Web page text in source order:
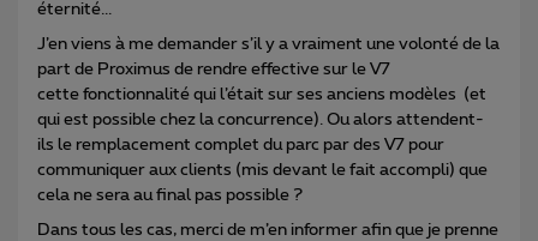
éternité...
J’en viens à me demander s’il y a vraiment une volonté de la
part de Proximus de rendre effective sur le V7
cette fonctionnalité qui l’était sur ses anciens modèles (et
qui est possible chez la concurrence). Ou alors attendent-
ils le remplacement complet du parc par des V7 pour
communiquer aux clients (mis devant le fait accompli) que
cela ne sera au final pas possible ?
Dans tous les cas, merci de m’en informer afin que je prenne